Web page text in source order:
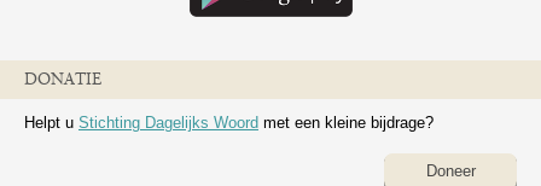
DONATIE
Helpt u Stichting Dagelijks Woord met een kleine bijdrage?
Doneer